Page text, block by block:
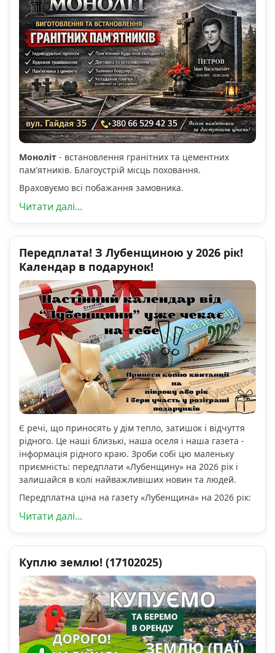
Моноліт - встановлення гранітних та цементних
пам'ятників. Благоустрій місць поховання.
Враховуємо всі побажання замовника.
Читати далі...
Передплата! З Лубенщиною у 2026 рік!
Календар в подарунок!
Є речі, що приносять у дім тепло, затишок і відчуття
рідного. Це наші близькі, наша оселя і наша газета -
інформація рідного краю. Зроби собі цю маленьку
приємність: передплати «Лубенщину» на 2026 рік і
залишайся в колі найважливіших новин та людей.
Передплатна ціна на газету «Лубенщина» на 2026 рік:
Читати далі...
Куплю землю! (17102025)